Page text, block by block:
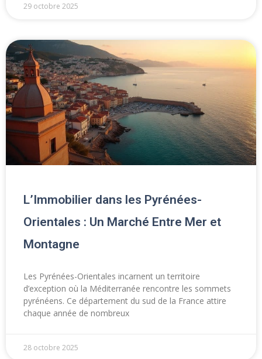
29 octobre 2025
L’Immobilier dans les Pyrénées-
Orientales : Un Marché Entre Mer et
Montagne
Les Pyrénées-Orientales incarnent un territoire
d’exception où la Méditerranée rencontre les sommets
pyrénéens. Ce département du sud de la France attire
chaque année de nombreux
28 octobre 2025